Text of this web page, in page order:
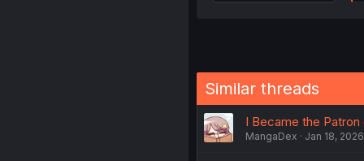
Similar threads
I Became the Patron
MangaDex Jan 18, 2026